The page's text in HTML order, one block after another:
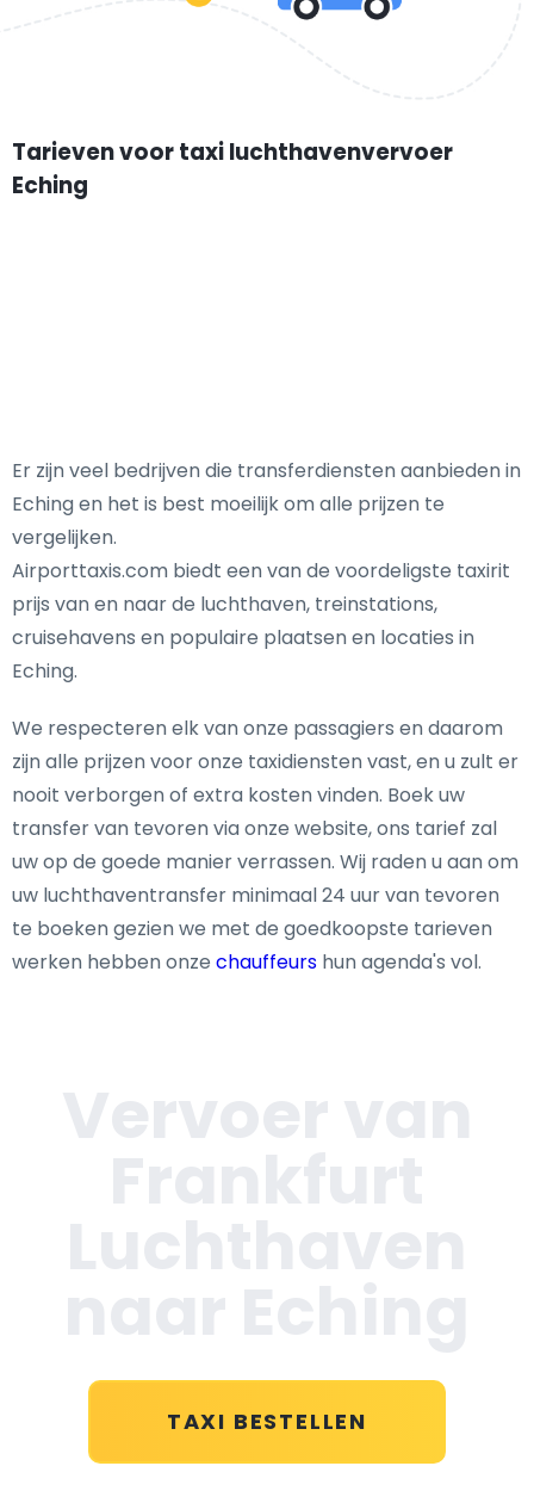
Tarieven voor taxi luchthavenvervoer
Eching
Er zijn veel bedrijven die transferdiensten aanbieden in
Eching en het is best moeilijk om alle prijzen te
vergelijken.
Airporttaxis.com biedt een van de voordeligste taxirit
prijs van en naar de luchthaven, treinstations,
cruisehavens en populaire plaatsen en locaties in
Eching.
We respecteren elk van onze passagiers en daarom
zijn alle prijzen voor onze taxidiensten vast, en u zult er
nooit verborgen of extra kosten vinden. Boek uw
transfer van tevoren via onze website, ons tarief zal
uw op de goede manier verrassen. Wij raden u aan om
uw luchthaventransfer minimaal 24 uur van tevoren
te boeken gezien we met de goedkoopste tarieven
werken hebben onze chauffeurs hun agenda's vol.
TAXI BESTELLEN